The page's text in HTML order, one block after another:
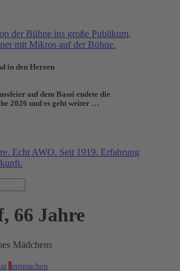
in den Herzen
auf dem Bassi endete die
2026 und es geht weiter …
66 Jahre
mitmachen